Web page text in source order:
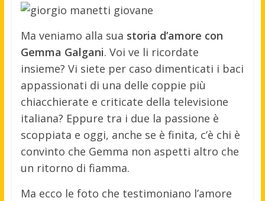
Ma veniamo alla sua storia d’amore con
Gemma Galgani. Voi ve li ricordate
insieme? Vi siete per caso dimenticati i baci
appassionati di una delle coppie più
chiacchierate e criticate della televisione
italiana? Eppure tra i due la passione è
scoppiata e oggi, anche se è finita, c’è chi è
convinto che Gemma non aspetti altro che
un ritorno di fiamma.
Ma ecco le foto che testimoniano l’amore